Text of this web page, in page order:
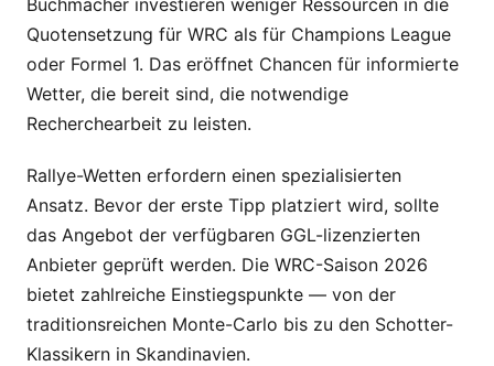
Quotensetzung für WRC als für Champions League
oder Formel 1. Das eröffnet Chancen für informierte
Wetter, die bereit sind, die notwendige
Recherchearbeit zu leisten.
Rallye-Wetten erfordern einen spezialisierten
Ansatz. Bevor der erste Tipp platziert wird, sollte
das Angebot der verfügbaren GGL-lizenzierten
Anbieter geprüft werden. Die WRC-Saison 2026
bietet zahlreiche Einstiegspunkte — von der
traditionsreichen Monte-Carlo bis zu den Schotter-
Klassikern in Skandinavien.